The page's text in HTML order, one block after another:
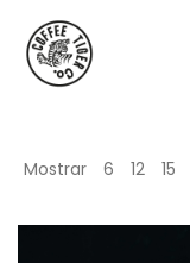
Mostrar 6 12 15